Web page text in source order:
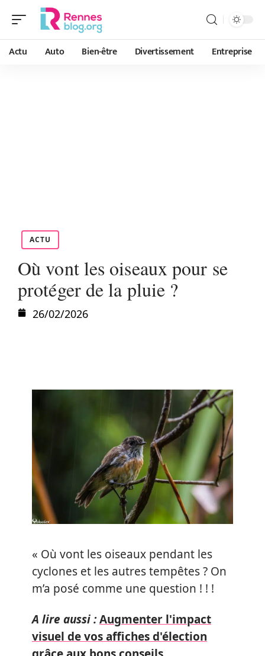
Actu Auto Bien-être Divertissement Entreprise
ACTU
Où vont les oiseaux pour se
protéger de la pluie ?
26/02/2026
« Où vont les oiseaux pendant les
cyclones et les autres tempêtes ? On
m’a posé comme une question ! ! !
A lire aussi :Augmenter l'impact
visuel de vos affiches d'élection